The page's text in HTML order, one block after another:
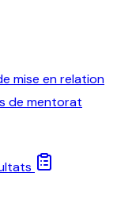
mise en relation
de mentorat